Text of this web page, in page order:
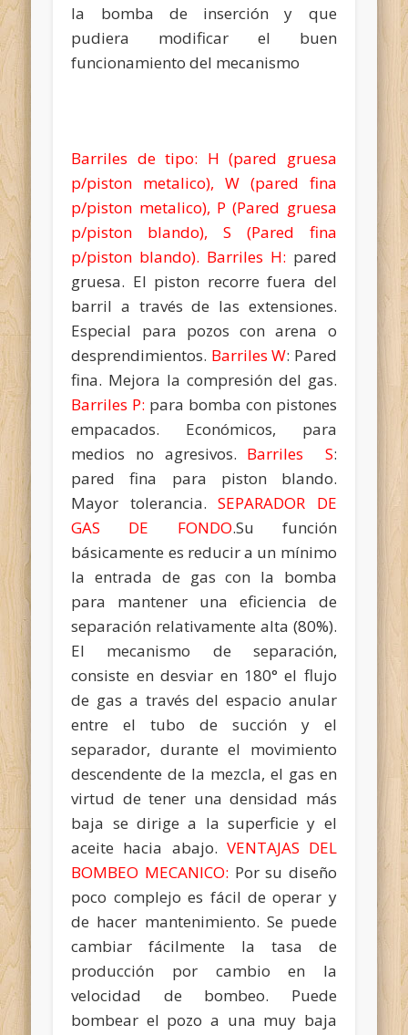
la bomba de inserción y que
pudiera modificar el buen
funcionamiento del mecanismo
Barriles de tipo: H (pared gruesa
p/piston metalico), W (pared fina
p/piston metalico), P (Pared gruesa
p/piston blando), S (Pared fina
p/piston blando). Barriles H: pared
gruesa. El piston recorre fuera del
barril a través de las extensiones.
Especial para pozos con arena o
desprendimientos. Barriles W: Pared
fina. Mejora la compresión del gas.
Barriles P: para bomba con pistones
empacados. Económicos, para
medios no agresivos. Barriles S:
pared fina para piston blando.
Mayor tolerancia.SEPARADOR DE
GAS DE FONDO.Su función
básicamente es reducir a un mínimo
la entrada de gas con la bomba
para mantener una eficiencia de
separación relativamente alta (80%).
El mecanismo de separación,
consiste en desviar en 180° el flujo
de gas a través del espacio anular
entre el tubo de succión y el
separador, durante el movimiento
descendente de la mezcla, el gas en
virtud de tener una densidad más
baja se dirige a la superficie y el
aceite hacia abajo. VENTAJAS DEL
BOMBEO MECANICO: Por su diseño
poco complejo es fácil de operar y
de hacer mantenimiento. Se puede
cambiar fácilmente la tasa de
producción por cambio en la
velocidad de bombeo. Puede
bombear el pozo a una muy baja